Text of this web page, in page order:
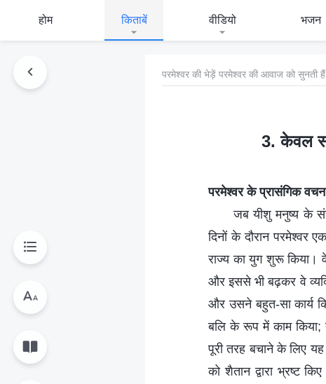
होम किताबें वीडियो भजन
परमेश्वर की भेड़ें परमेश्वर की आवाज को सुनती हैं
3. केवल
परमेश्वर के प्रासंगिक
जब यीशु मनुष्य के
दिनों के दौरान परमेश्वर
राज्य का युग शुरू किया।
और इससे भी बढ़कर वे
और उसने बहुत-सा कार्य
बलि के रूप में काम किया;
पूरी तरह बचाने के लिए
को शैतान द्वारा भ्रष्ट